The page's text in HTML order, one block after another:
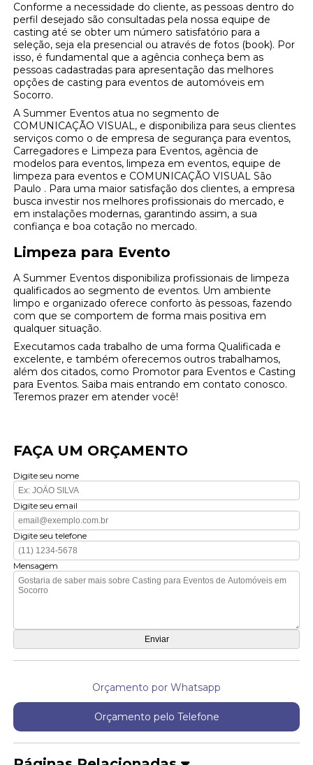
Conforme a necessidade do cliente, as pessoas dentro do
perfil desejado são consultadas pela nossa equipe de
casting até se obter um número satisfatório para a
seleção, seja ela presencial ou através de fotos (book). Por
isso, é fundamental que a agência conheça bem as
pessoas cadastradas para apresentação das melhores
opções de casting para eventos de automóveis em
Socorro.
A Summer Eventos atua no segmento de
COMUNICAÇÃO VISUAL, e disponibiliza para seus clientes
serviços como o de empresa de segurança para eventos,
Carregadores e Limpeza para Eventos, agência de
modelos para eventos, limpeza em eventos, equipe de
limpeza para eventos e COMUNICAÇÃO VISUAL São
Paulo . Para uma maior satisfação dos clientes, a empresa
busca investir nos melhores profissionais do mercado, e
em instalações modernas, garantindo assim, a sua
confiança e boa cotação no mercado.
Limpeza para Evento
A Summer Eventos disponibiliza profissionais de limpeza
qualificados ao segmento de eventos. Um ambiente
limpo e organizado oferece conforto às pessoas, fazendo
com que se comportem de forma mais positiva em
qualquer situação.
Executamos cada trabalho de uma forma Qualificada e
excelente, e também oferecemos outros trabalhamos,
além dos citados, como Promotor para Eventos e Casting
para Eventos. Saiba mais entrando em contato conosco.
Teremos prazer em atender você!
FAÇA UM ORÇAMENTO
Digite seu nome
Digite seu email
Digite seu telefone
Mensagem
Orçamento por Whatsapp
Orçamento pelo Telefone